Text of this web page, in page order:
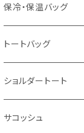
冷感タオル
ハンカチ
バッジ
ライティングスタンド
アクリル雑貨
ポンチョ
ポリエステル
フェアトレードコットン
ジュートコットン
キャンパス
保冷・保温バッグ
キャンパス
デニム
ポリエステル
トートバッグ
オーガニックコットン
シーチング
フェアトレードコットン
ショルダートート
オーガニックコットン
サコッシュ